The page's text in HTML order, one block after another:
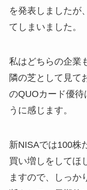
を発表しましたが
てしまいました。
私はどちらの企業
隣の芝として見て
のQUOカード優待
うに感じます。
新NISAでは100株
買い増しをしてほ
ますので、しっか